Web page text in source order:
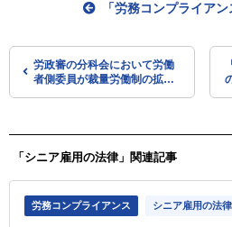
労政審の分科会において労働
者側委員が裁量労働制の拡充
「労務コンプライア
「シニア雇用の法律」関連記事
労務コンプライアンス シニア雇用の法律